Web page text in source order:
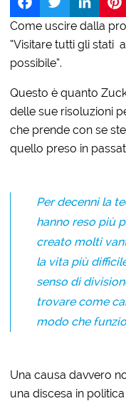
Come uscire dalla
“Visitare tutti gli stati
possibile”.
Questo è quanto
delle sue risoluzioni
che prende con se
quello preso in
Per decenni la
hanno reso più
creato molti
la vita più
senso di
trovare come
modo che
Una causa davvero
una discesa in